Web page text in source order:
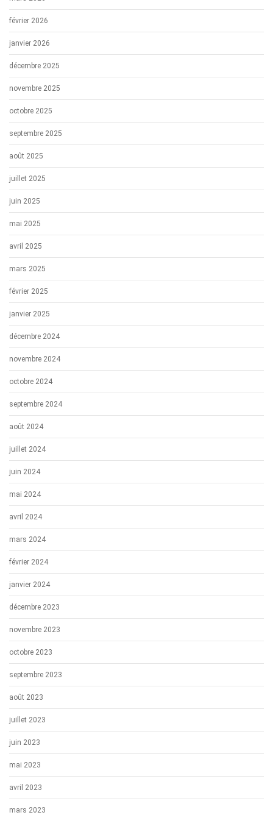
février 2026
janvier 2026
décembre 2025
novembre 2025
octobre 2025
septembre 2025
août 2025
juillet 2025
juin 2025
mai 2025
avril 2025
mars 2025
février 2025
janvier 2025
décembre 2024
novembre 2024
octobre 2024
septembre 2024
août 2024
juillet 2024
juin 2024
mai 2024
avril 2024
mars 2024
février 2024
janvier 2024
décembre 2023
novembre 2023
octobre 2023
septembre 2023
août 2023
juillet 2023
juin 2023
mai 2023
avril 2023
mars 2023